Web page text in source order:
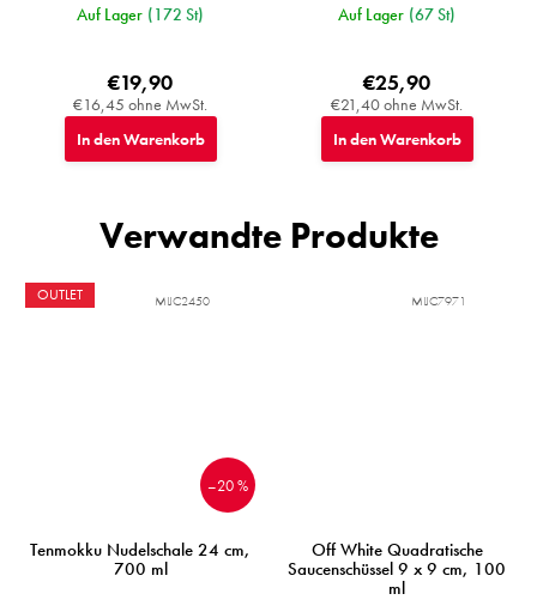
Auf Lager (172 St)
€16,45 ohne MwSt.
€19,90
In den Warenkorb
Auf Lager (67 St)
€21,40 ohne MwSt.
€25,90
In den Warenkorb
Verwandte Produkte
OUTLET
–20 %
Tenmokku Nudelschale 24 cm,
700 ml
MIJC2450
Off White Quadratische
Saucenschüssel 9 x 9 cm, 100
ml
MIJC7971